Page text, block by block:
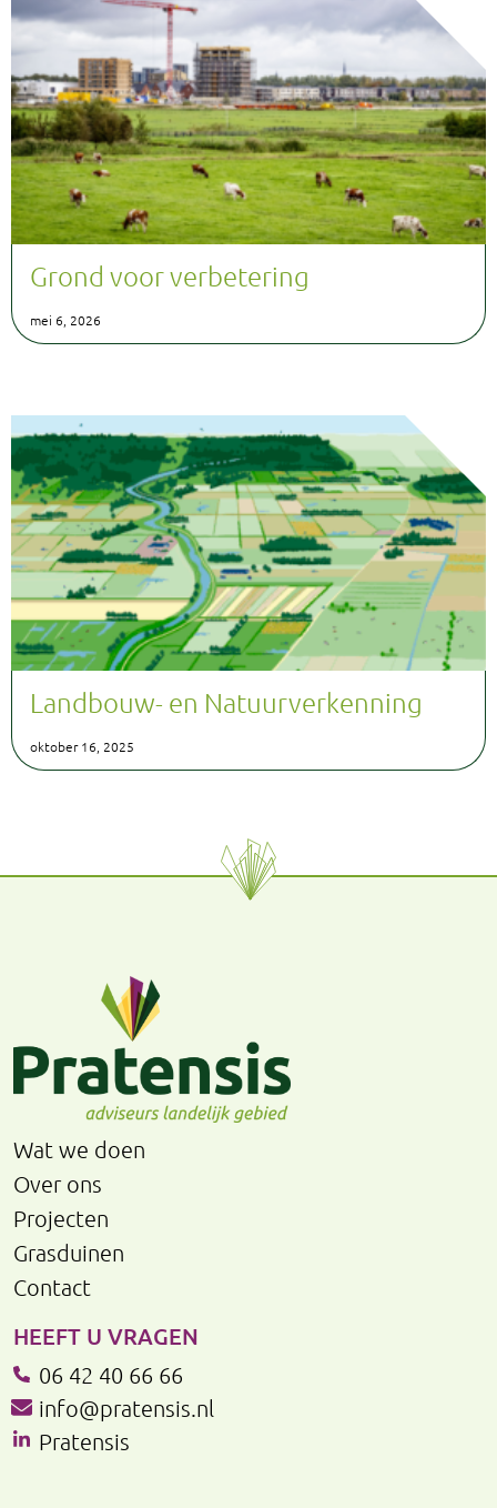
Grond voor verbetering
mei 6, 2026
Landbouw- en Natuurverkenning
oktober 16, 2025
Wat we doen
Over ons
Projecten
Grasduinen
Contact
HEEFT U VRAGEN
06 42 40 66 66
info@pratensis.nl
Pratensis